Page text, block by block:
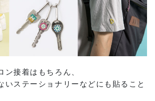
ン接着はもちろん、
いステーショナリーなどにも貼ること